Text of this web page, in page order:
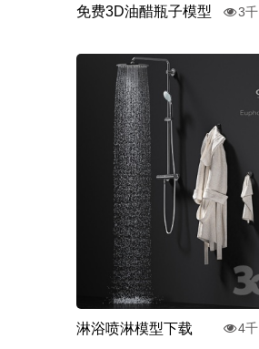
免费3D油醋瓶子模型 3千
淋浴喷淋模型下载 4千